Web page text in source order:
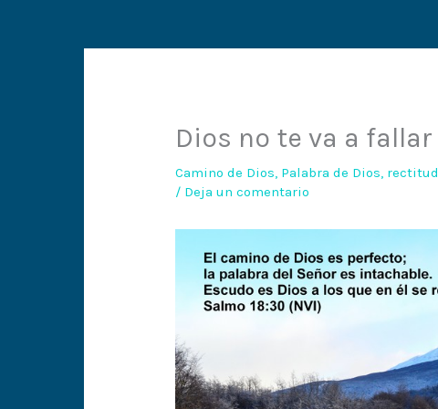
Dios no te va a fallar
Camino de Dios, Palabra de Dios, rectitud
/ Deja un comentario